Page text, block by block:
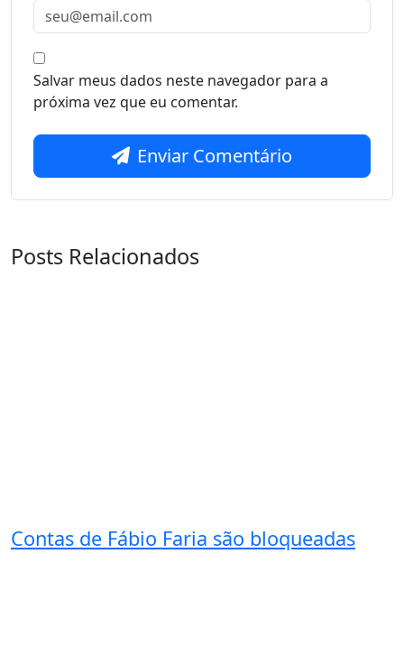
Salvar meus dados neste navegador para a
próxima vez que eu comentar.
Enviar Comentário
Posts Relacionados
Contas de Fábio Faria são bloqueadas